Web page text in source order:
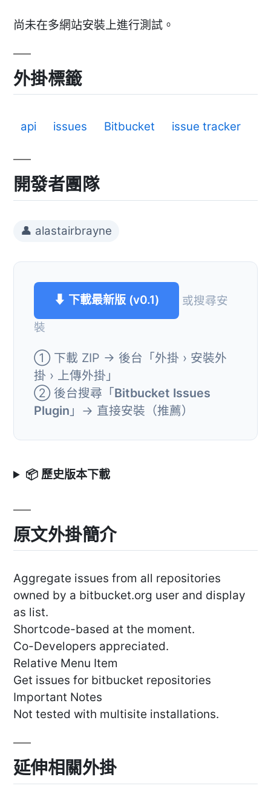
尚未在多網站安裝上進行測試。
外掛標籤
api issues Bitbucket issue tracker
開發者團隊
👤 alastairbrayne
⬇ 下載最新版 (v0.1)
或搜尋安
裝
① 下載 ZIP → 後台「外掛 › 安裝外
掛 › 上傳外掛」
② 後台搜尋「Bitbucket Issues
Plugin 」→ 直接安裝（推薦）
📦 歷史版本下載
原文外掛簡介
Aggregate issues from all repositories
owned by a bitbucket.org user and display
as list.
Shortcode-based at the moment.
Co-Developers appreciated.
Relative Menu Item
Get issues for bitbucket repositories
Important Notes
Not tested with multisite installations.
延伸相關外掛